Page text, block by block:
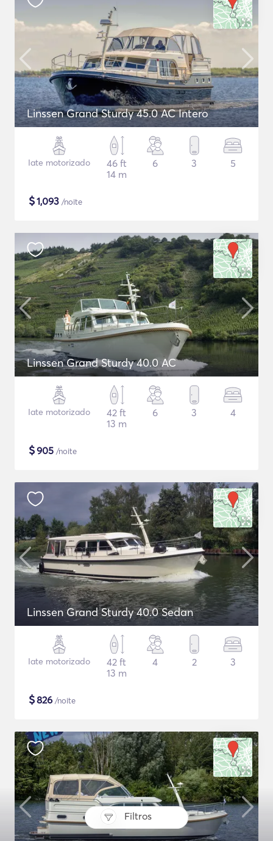
Filtros
Linssen Grand Sturdy 45.0 AC Intero
Iate motorizado
46 ft
14 m
6 3 5
$1,093 /noite
Linssen Grand Sturdy 40.0 AC
Iate motorizado
42 ft
13 m
6 3 4
$905 /noite
Linssen Grand Sturdy 40.0 Sedan
Iate motorizado
42 ft
13 m
4 2 3
$826 /noite